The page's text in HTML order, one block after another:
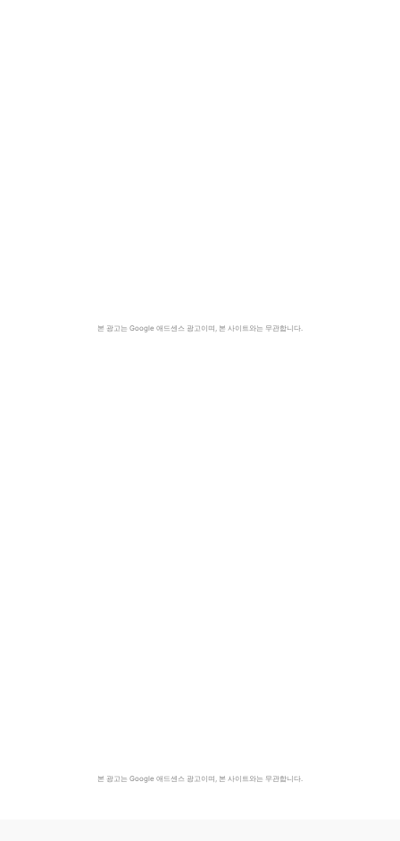
본 광고는 Google 애드센스 광고이며, 본 사이트와는 무관합니다.
본 광고는 Google 애드센스 광고이며, 본 사이트와는 무관합니다.